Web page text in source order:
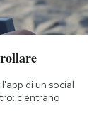
di un social
c'entrano